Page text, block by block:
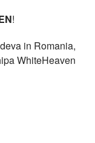
!
in Romania,
WhiteHeaven